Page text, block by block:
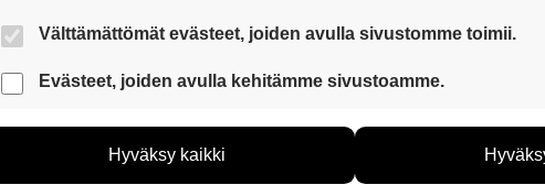
Välttämättömät evästeet, joiden avulla sivustomme toimii.
Nämä evästeet ovat aina käytössä, jotta sivustoamme voi käyttää
Evästeet, joiden avulla kehitämme sivustoamme.
voimme kehittää sivustoamme vastaamaan paremmin käyttäjien
esimerkiksi kävijämääristä ja siitä, mitä sivuja käytetään ja miten
kuitenkaan kerää henkilötietoja kuten nimiä, eikä tietoja voi yhdistää
Hyväksy kaikki